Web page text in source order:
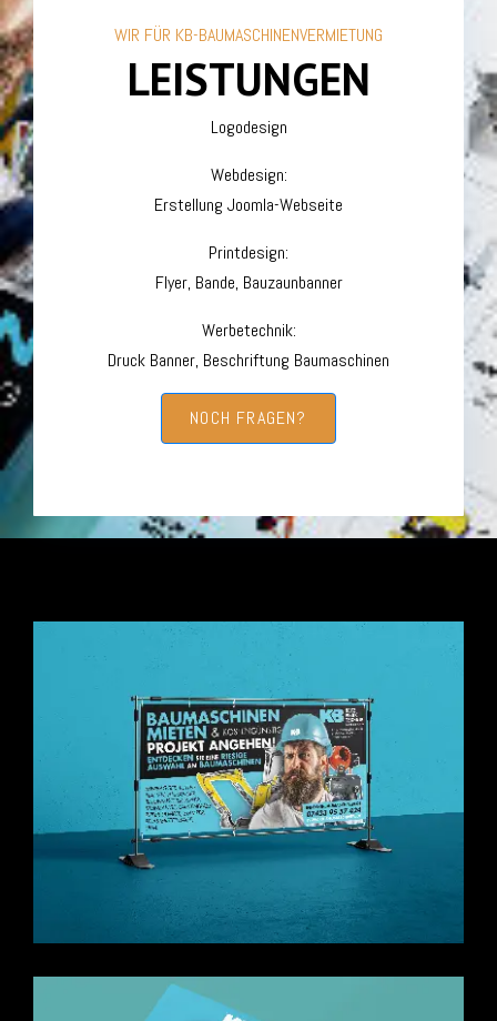
WIR FÜR KB-BAUMASCHINENVERMIETUNG
LEISTUNGEN
Logodesign
Webdesign:
Erstellung Joomla-Webseite
Printdesign:
Flyer, Bande, Bauzaunbanner
Werbetechnik:
Druck Banner, Beschriftung Baumaschinen
NOCH FRAGEN?